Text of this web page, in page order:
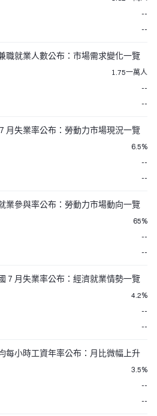
--
--
職就業人數公布：市場需求變化一覽
1.75一萬人
--
--
月失業率公布：勞動力市場現況一覽
6.5%
--
--
業參與率公布：勞動力市場動向一覽
65%
--
--
7 月失業率公布：經濟就業情勢一覽
4.2%
--
--
每小時工資年率公布：月比微幅上升
3.5%
--
--